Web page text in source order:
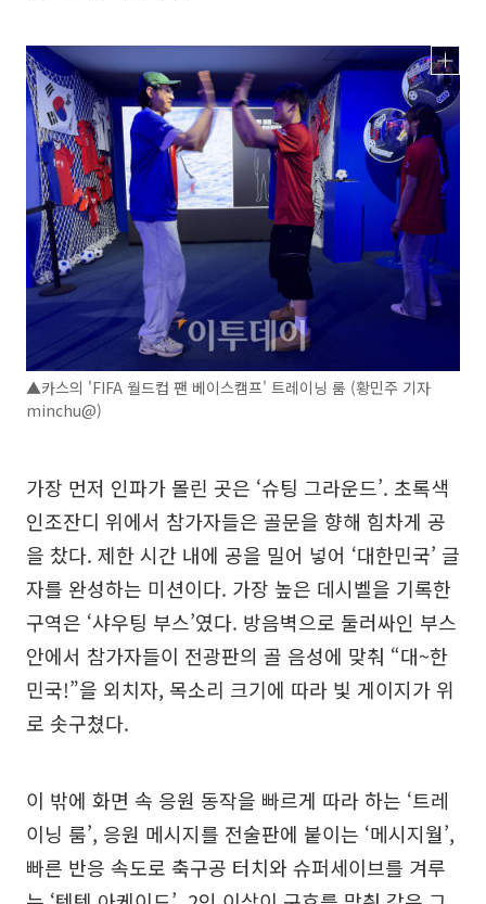
▲카스의 'FIFA 월드컵 팬 베이스캠프' 트레이닝 룸 (황민주 기자
minchu@)
가장 먼저 인파가 몰린 곳은 ‘슈팅 그라운드’. 초록색
인조잔디 위에서 참가자들은 골문을 향해 힘차게 공
을 찼다. 제한 시간 내에 공을 밀어 넣어 ‘대한민국’ 글
자를 완성하는 미션이다. 가장 높은 데시벨을 기록한
구역은 ‘샤우팅 부스’였다. 방음벽으로 둘러싸인 부스
안에서 참가자들이 전광판의 골 음성에 맞춰 “대~한
민국!”을 외치자, 목소리 크기에 따라 빛 게이지가 위
로 솟구쳤다.
이 밖에 화면 속 응원 동작을 빠르게 따라 하는 ‘트레
이닝 룸’, 응원 메시지를 전술판에 붙이는 ‘메시지월’,
빠른 반응 속도로 축구공 터치와 슈퍼세이브를 겨루